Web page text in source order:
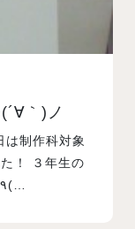
｀)ノ
は制作科対象
！ ３年生の
皆さんはスーツを着てビシッと！！٩(…